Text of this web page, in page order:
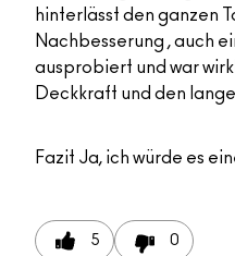
hinterlässt den ganzen
Nachbesserung , auch
ausprobiert und war
Deckkraft und den
Fazit Ja, ich würde es
5 0